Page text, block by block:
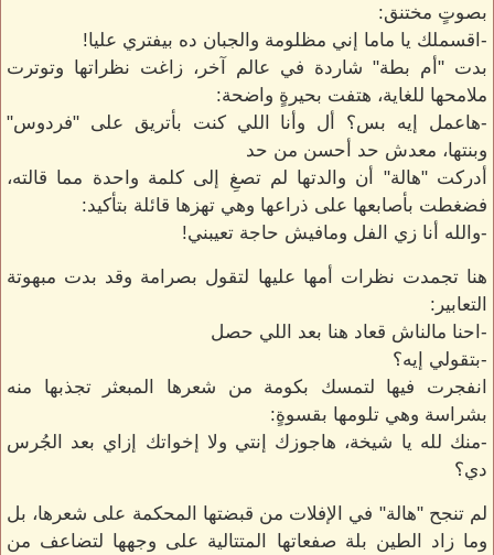
بصوتٍ مختنق:
-اقسملك يا ماما إني مظلومة والجبان ده بيفتري عليا!
بدت "أم بطة" شاردة في عالم آخر، زاغت نظراتها وتوترت
ملامحها للغاية، هتفت بحيرةٍ واضحة:
-هاعمل إيه بس؟ أل وأنا اللي كنت بأتريق على "فردوس"
وبنتها، معدش حد أحسن من حد
أدركت "هالة" أن والدتها لم تصغِ إلى كلمة واحدة مما قالته،
فضغطت بأصابعها على ذراعها وهي تهزها قائلة بتأكيد:
-والله أنا زي الفل ومافيش حاجة تعيبني!
هنا تجمدت نظرات أمها عليها لتقول بصرامة وقد بدت مبهوتة
التعابير:
-احنا مالناش قعاد هنا بعد اللي حصل
-بتقولي إيه؟
انفجرت فيها لتمسك بكومة من شعرها المبعثر تجذبها منه
بشراسة وهي تلومها بقسوةٍ:
-منك لله يا شيخة، هاجوزك إنتي ولا إخواتك إزاي بعد الجُرس
دي؟
لم تنجح "هالة" في الإفلات من قبضتها المحكمة على شعرها، بل
وما زاد الطين بلة صفعاتها المتتالية على وجهها لتضاعف من